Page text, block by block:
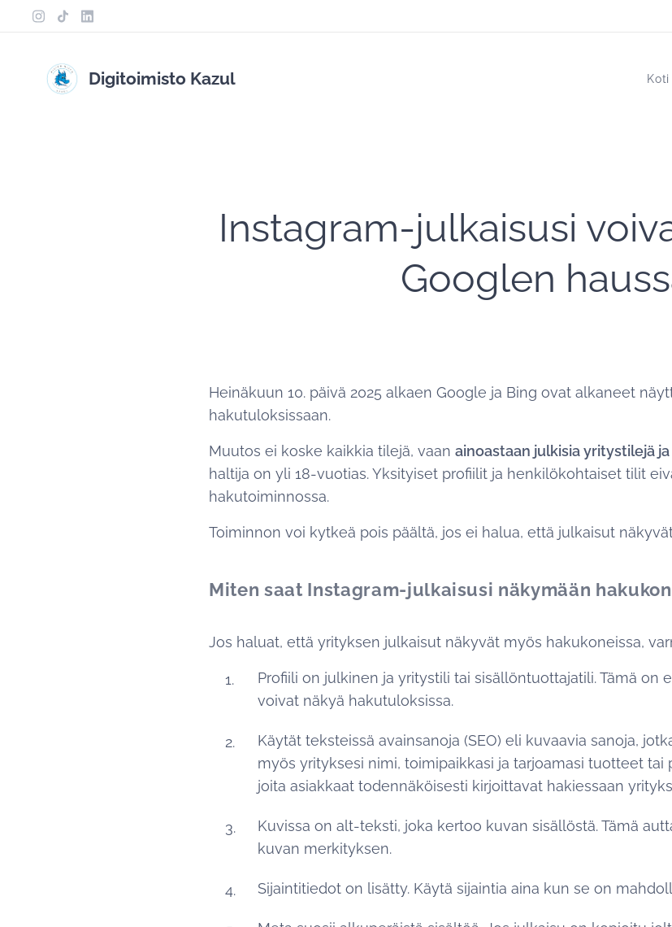
Digitoimisto Kazul Koti
Instagram-julkaisusi
Googlen
Heinäkuun 10. päivä 2025 alkaen Google ja Bing ovat alkaneet
hakutuloksissaan.
Muutos ei koske kaikkia tilejä, vaan ainoastaan julkisia yritystilejä
haltija on yli 18-vuotias. Yksityiset profiilit ja henkilökohtaiset tilit
hakutoiminnossa.
Toiminnon voi kytkeä pois päältä, jos ei halua, että julkaisut
Miten saat Instagram-julkaisusi näkymään
Jos haluat, että yrityksen julkaisut näkyvät myös hakukoneissa,
Profiili on julkinen ja yritystili tai sisällöntuottajatili. Tämä on
voivat näkyä hakutuloksissa.
Käytät teksteissä avainsanoja (SEO) eli kuvaavia sanoja,
myös yrityksesi nimi, toimipaikkasi ja tarjoamasi tuotteet tai
joita asiakkaat todennäköisesti kirjoittavat hakiessaan
Kuvissa on alt-teksti, joka kertoo kuvan sisällöstä. Tämä
kuvan merkityksen.
Sijaintitiedot on lisätty. Käytä sijaintia aina kun se on